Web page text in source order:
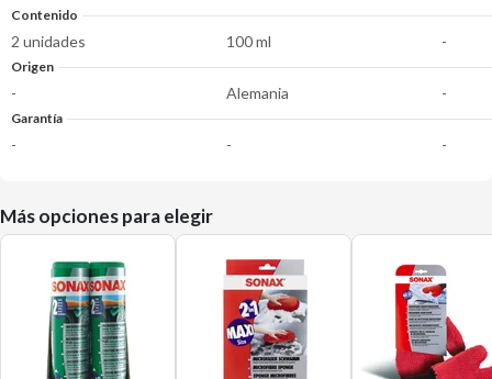
Contenido
2 unidades 100 ml -
Origen
- Alemania -
Garantía
- - -
Más opciones para elegir